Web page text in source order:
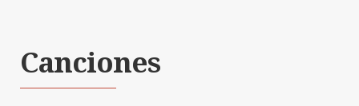
Canciones